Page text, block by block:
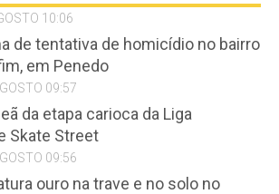
10:06
de tentativa de homicídio no bairro
em Penedo
09:57
da etapa carioca da Liga
Skate Street
09:56
ouro na trave e no solo no